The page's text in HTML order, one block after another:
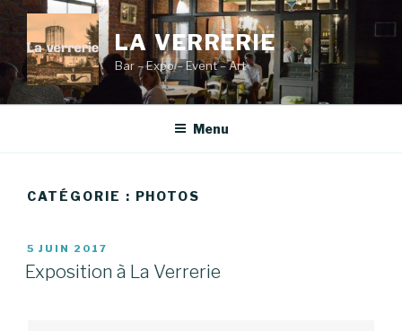
contenu
principal
LA VERRERIE
Bar – Expo – Event – Art
Menu
CATÉGORIE : PHOTOS
PUBLIÉ
LE
5 JUIN 2017
Exposition à La Verrerie